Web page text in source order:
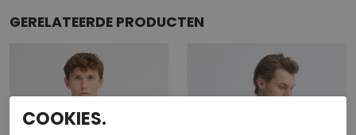
GERELATEERDE PRODUCTEN
COOKIES.